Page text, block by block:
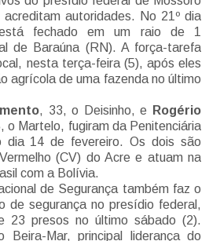
autoridades. No 21º dia
fechado em um raio de 1
de Baraúna (RN). A força-tarefa
nesta terça-feira (5), após eles
agrícola de uma fazenda no último
, 33, o Deisinho, e Rogério
o Martelo, fugiram da Penitenciária
dia 14 de fevereiro. Os dois são
(CV) do Acre e atuam na
com a Bolívia.
de Segurança também faz o
de segurança no presídio federal,
23 presos no último sábado (2).
Beira-Mar, principal liderança do